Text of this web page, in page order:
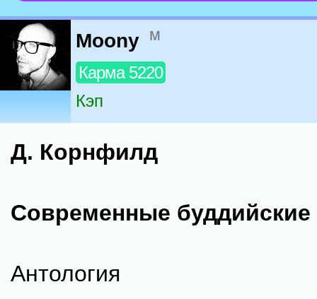
Moony м
Карма 5220
Кэп
Д. Корнфилд
Современные буддийские
Антология